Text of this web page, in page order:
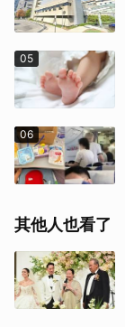
05
06
其他人也看了